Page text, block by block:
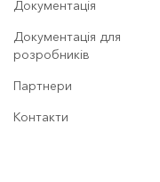
Документація
Документація для
розробників
Партнери
Контакти